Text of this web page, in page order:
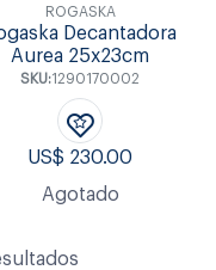
ROGASKA
Decantadora
Aurea 25x23cm
SKU:1290170002
US$ 230.00
Agotado